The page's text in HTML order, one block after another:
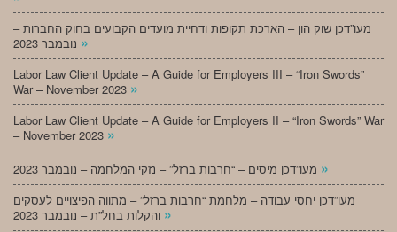
מעו”דכן שוק הון – הארכת תקופות ודחיית מועדים הקבועים בחוק החברות –
»
Labor Law Client Update – A Guide for Employers III – “Iron Swords”
War – November 2023 »
Labor Law Client Update – A Guide for Employers II – “Iron Swords” War
– November 2023 »
»
מעו”דכן יחסי עבודה – מלחמת “חרבות ברזל” – מתווה הפיצויים לעסקים
»